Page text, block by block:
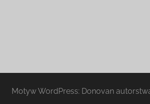
Motyw WordPress: Donovan